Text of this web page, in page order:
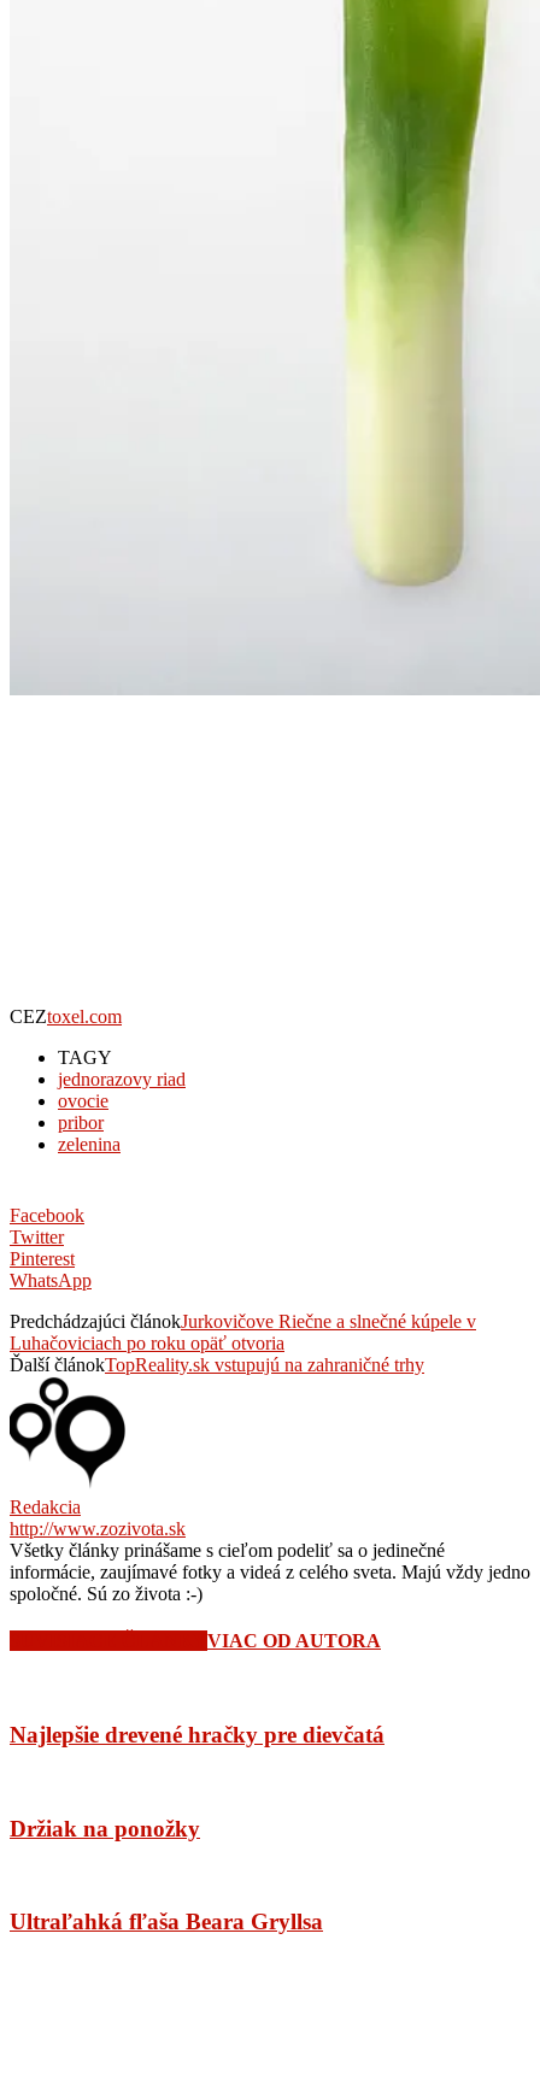
CEZtoxel.com
TAGY
jednorazovy riad
ovocie
pribor
zelenina
Facebook
Twitter
Pinterest
WhatsApp
Predchádzajúci článokJurkovičove Riečne a slnečné kúpele v
Luhačoviciach po roku opäť otvoria
Ďalší článokTopReality.sk vstupujú na zahraničné trhy
Redakcia
http://www.zozivota.sk
Všetky články prinášame s cieľom podeliť sa o jedinečné
informácie, zaujímavé fotky a videá z celého sveta. Majú vždy jedno
spoločné. Sú zo života :-)
VIAC OD AUTORA
Najlepšie drevené hračky pre dievčatá
Držiak na ponožky
Ultraľahká fľaša Beara Gryllsa